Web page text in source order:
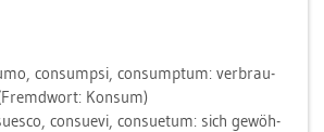
con­sump­si, con­sump­tum: ver­brau­
Kon­sum)
con­sue­vi, con­su­e­tum: sich ge­wöh­